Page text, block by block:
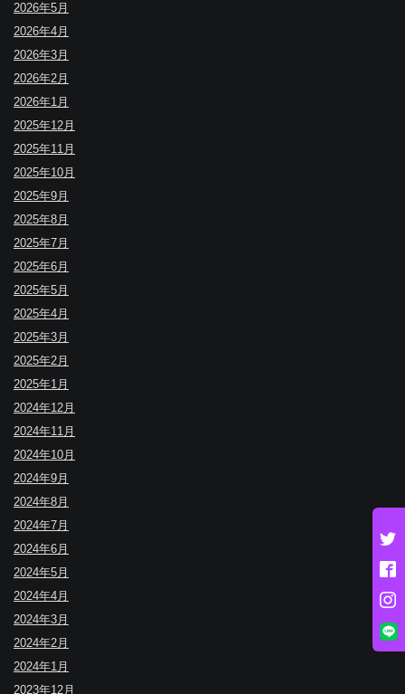
2026年5月
2026年4月
2026年3月
2026年2月
2026年1月
2025年12月
2025年11月
2025年10月
2025年9月
2025年8月
2025年7月
2025年6月
2025年5月
2025年4月
2025年3月
2025年2月
2025年1月
2024年12月
2024年11月
2024年10月
2024年9月
2024年8月
2024年7月
2024年6月
2024年5月
2024年4月
2024年3月
2024年2月
2024年1月
2023年12月